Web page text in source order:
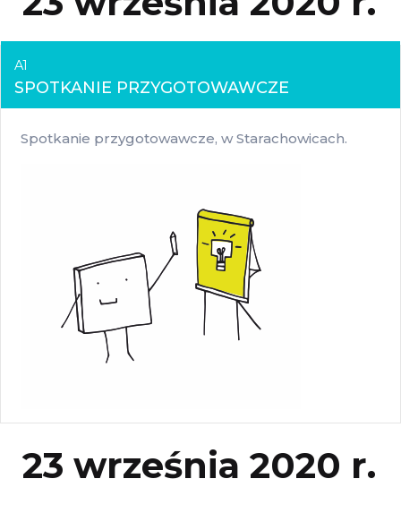
A1
SPOTKANIE PRZYGOTOWAWCZE
Spotkanie przygotowawcze, w Starachowicach.
23 września 2020 r.